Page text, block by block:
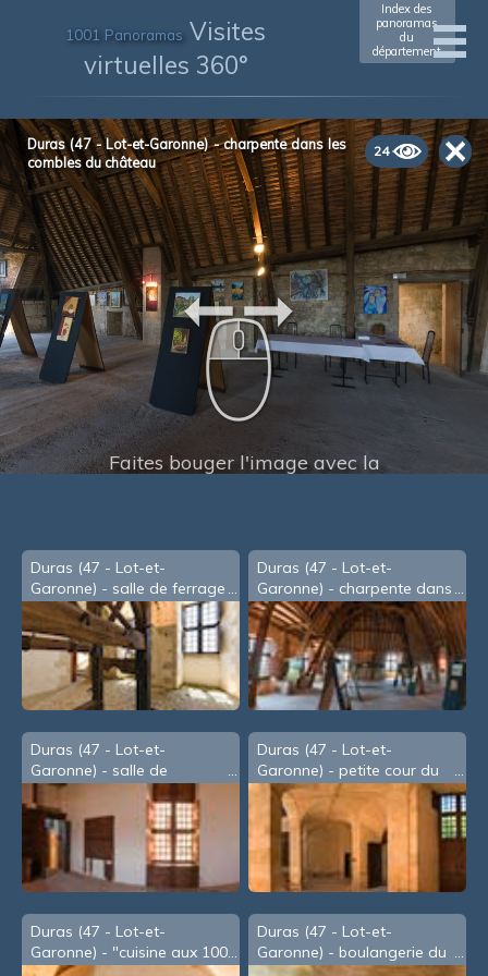
1001 Panoramas Visites
virtuelles 360°
Index des
panoramas
du
département
24
Duras (47 - Lot-et-Garonne) - charpente dans les
combles du château
Faites bouger l'image avec la
Duras (47 - Lot-et-
Garonne) - salle de ferrage
Duras (47 - Lot-et-
Garonne) - charpente dans
les combles du château
Duras (47 - Lot-et-
Garonne) - salle de
réception du château
Duras (47 - Lot-et-
Garonne) - petite cour du
château
Duras (47 - Lot-et-
Garonne) - "cuisine aux 100
Duras (47 - Lot-et-
Garonne) - boulangerie du